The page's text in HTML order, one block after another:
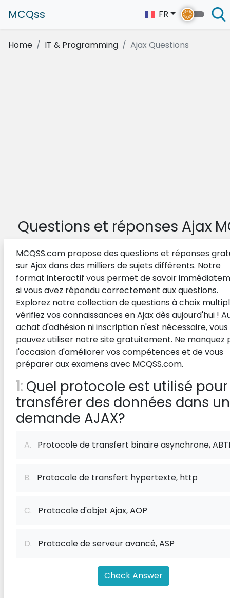
MCQss FR
Home IT & Programming Ajax Questions
Questions et réponses Ajax
MCQSS.com propose des questions et réponses
sur Ajax dans des milliers de sujets différents. Notre
format interactif vous permet de savoir
si vous avez répondu correctement aux questions.
Explorez notre collection de questions à choix
vérifiez vos connaissances en Ajax dès aujourd'hui !
achat d'adhésion ni inscription n'est nécessaire, vous
pouvez utiliser notre site gratuitement. Ne manquez
l'occasion d'améliorer vos compétences et de vous
préparer aux examens avec MCQSS.com.
1: Quel protocole est utilisé pour
transférer des données dans
demande AJAX?
A. Protocole de transfert binaire asynchrone,
B. Protocole de transfert hypertexte, http
C. Protocole d'objet Ajax, AOP
D. Protocole de serveur avancé, ASP
Check Answer